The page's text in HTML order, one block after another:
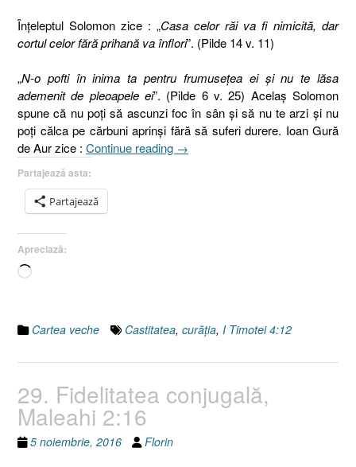
Înţeleptul Solomon zice : „Casa celor răi va fi nimicită, dar
cortul celor fără prihană va înflori”. (Pilde 14 v. 11)
„N-o pofti în inima ta pentru frumuseţea ei şi nu te lăsa
ademenit de pleoapele ei”. (Pilde 6 v. 25) Acelaş Solomon
spune că nu poţi să ascunzi foc în sân şi să nu te arzi şi nu
poţi călca pe cărbuni aprinşi fără să suferi durere. Ioan Gură
de Aur zice : Continue reading „30.
→
Partajează asta:
Partajează
Apreciază:
Încarc...
Cartea veche Castitatea, curăţia, I Timotei 4:12
29. Fidelitatea conjugală,
Maleahi 2:16
5 noiembrie, 2016 Florin